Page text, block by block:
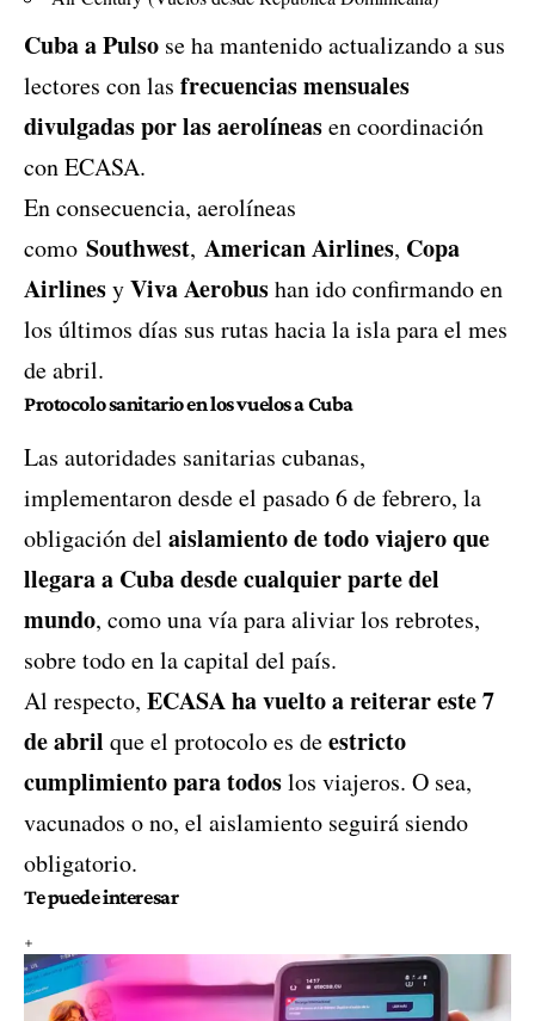
Cuba a Pulso se ha mantenido actualizando a sus
lectores con las frecuencias mensuales
divulgadas por las aerolíneasen coordinación
con ECASA.
En consecuencia, aerolíneas
como Southwest, American Airlines, Copa
AirlinesyViva Aerobushan ido confirmando en
los últimos días sus rutas hacia la isla para el mes
de abril.
Protocolo sanitario en los vuelos a Cuba
Las autoridades sanitarias cubanas,
implementaron desde el pasado 6 de febrero, la
obligación del aislamiento de todo viajero que
llegara a Cuba desde cualquier parte del
mundo, como una vía para aliviar los rebrotes,
sobre todo en la capital del país.
Al respecto, ECASA ha vuelto a reiterar este 7
de abril que el protocolo es deestricto
cumplimiento para todoslos viajeros. O sea,
vacunados o no, el aislamiento seguirá siendo
obligatorio.
Te puede interesar